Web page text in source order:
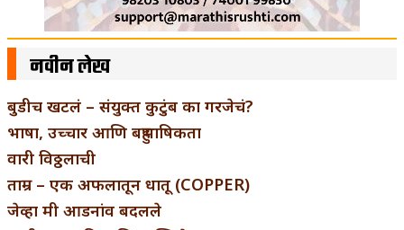
नवीन लेख
बुडीच खटलं – संयुक्त कुटुंब का गरजेचं?
भाषा, उच्चार आणि बहुभाषिकता
वारी विठ्ठलाची
ताम्र – एक अफलातून धातू (COPPER)
जेव्हा मी आडनांव बदलले